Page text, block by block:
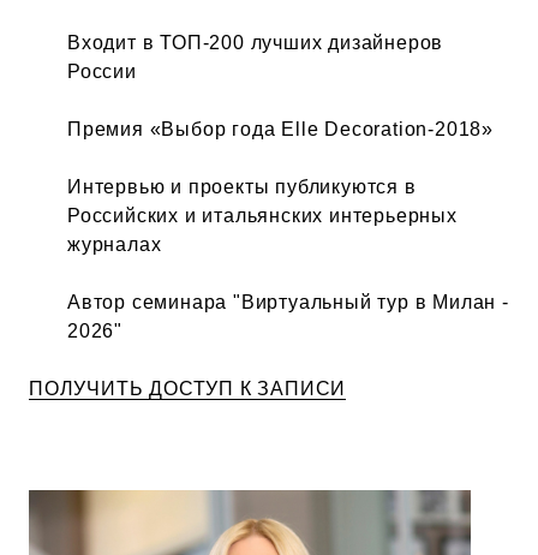
Входит в ТОП-200 лучших дизайнеров
России
Премия «Выбор года Elle Decoration-2018»
Интервью и проекты публикуются в
Российских и итальянских интерьерных
журналах
Автор семинара "Виртуальный тур в Милан -
2026"
ПОЛУЧИТЬ ДОСТУП К ЗАПИСИ